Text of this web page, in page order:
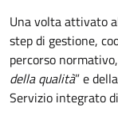
Una volta attivato
step di gestione,
percorso
della qualità” e
Servizio integrato